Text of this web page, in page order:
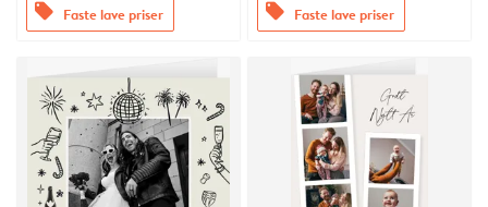
offers Faste lave priser offers Faste lave priser